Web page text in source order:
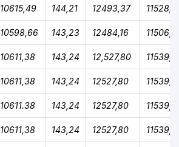
10615,49 144,21 12493,37
10598,66 143,23 12484,16
10611,38 143,24 12,527,80
10611,38 143,24 12527,80
10611.38 143,24 12527,80
10611,38 143,24 12527,80